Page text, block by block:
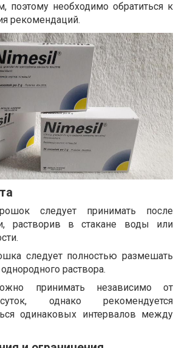
поэтому необходимо обратиться к
рекомендаций.
следует принимать после
растворив в стакане воды или
следует полностью размешать
раствора.
принимать независимо от
однако рекомендуется
одинаковых интервалов между